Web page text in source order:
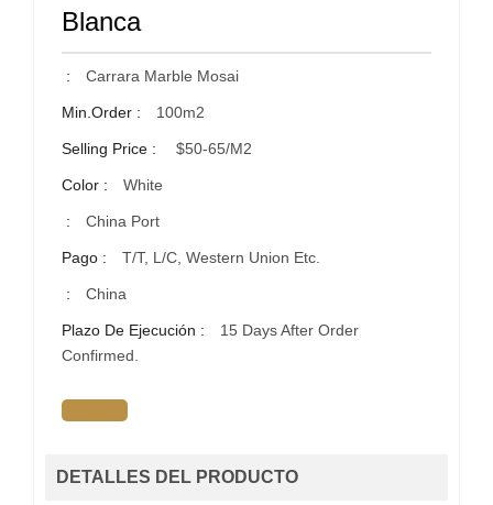
Blanca
: Carrara Marble Mosai
Min.Order : 100m2
Selling Price : $50-65/m2
Color : White
: China Port
Pago : T/T, L/C, Western Union Etc.
: China
Plazo De Ejecución :
15 Days After Order
Confirmed.
DETALLES DEL PRODUCTO